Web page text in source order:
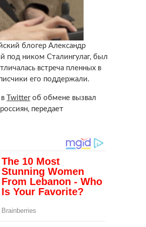
блогер Александр
под ником Сталингулаг, был
встреча пленных в
его поддержали.
Twitterоб обмене вызвал
передает